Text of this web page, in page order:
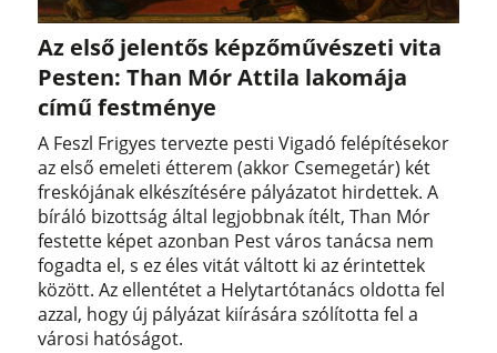
Az első jelentős képzőművészeti vita
Pesten: Than Mór Attila lakomája
című festménye
A Feszl Frigyes tervezte pesti Vigadó felépítésekor
az első emeleti étterem (akkor Csemegetár) két
freskójának elkészítésére pályázatot hirdettek. A
bíráló bizottság által legjobbnak ítélt, Than Mór
festette képet azonban Pest város tanácsa nem
fogadta el, s ez éles vitát váltott ki az érintettek
között. Az ellentétet a Helytartótanács oldotta fel
azzal, hogy új pályázat kiírására szólította fel a
városi hatóságot.